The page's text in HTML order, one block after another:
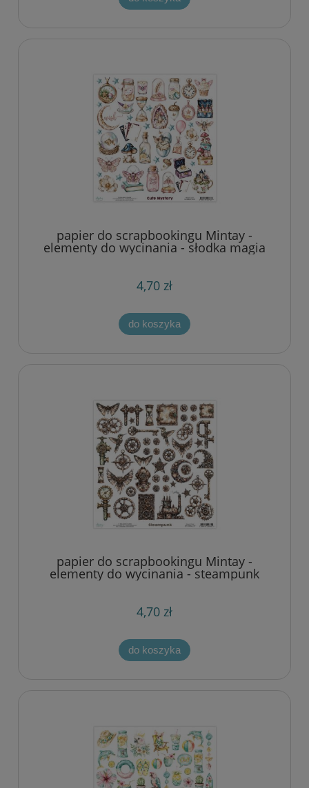
papier do scrapbookingu Mintay -
elementy do wycinania - słodka magia
4,70 zł
do koszyka
papier do scrapbookingu Mintay -
elementy do wycinania - steampunk
4,70 zł
do koszyka